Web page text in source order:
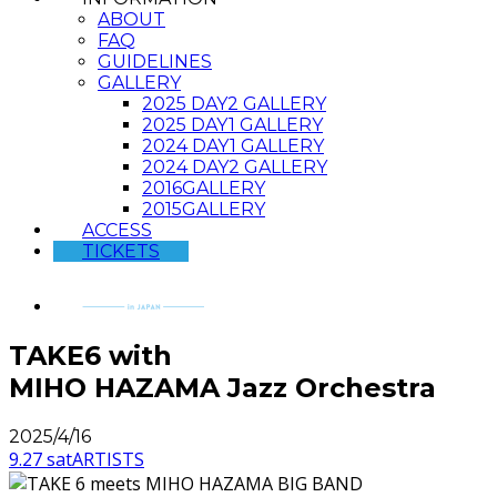
ABOUT
FAQ
GUIDELINES
GALLERY
2025 DAY2 GALLERY
2025 DAY1 GALLERY
2024 DAY1 GALLERY
2024 DAY2 GALLERY
2016GALLERY
2015GALLERY
ACCESS
TICKETS
TAKE6 with
MIHO HAZAMA Jazz Orchestra
2025/4/16
9.27 satARTISTS